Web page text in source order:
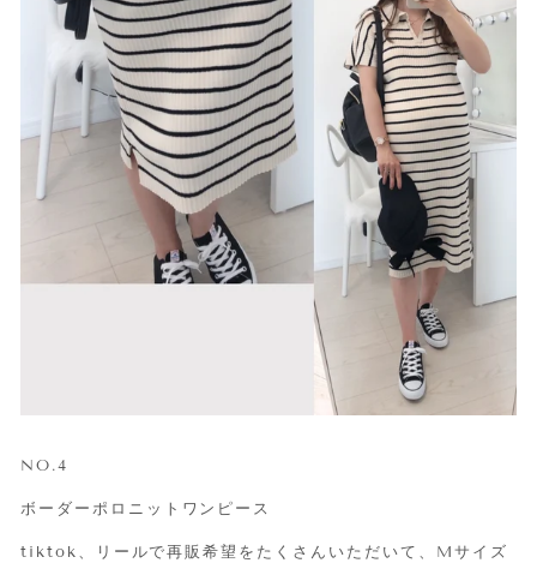
NO.4
ボーダーポロニットワンピース
tiktok、リールで再販希望をたくさんいただいて、Mサイズ